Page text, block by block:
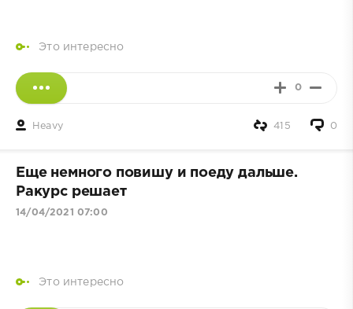
Это интересно
0
Heavy 0
415
Еще немного повишу и поеду дальше.
Ракурс решает
14/04/2021 07:00
Это интересно